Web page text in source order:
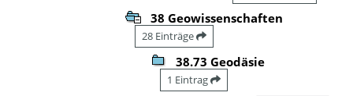
38 Geowissenschaften
28 Einträge
38.73 Geodäsie
1 Eintrag